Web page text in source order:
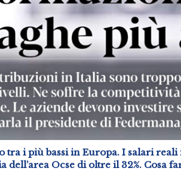
tra i più bassi in Europa. I salari
dell’area Ocse di oltre il 32%. Cosa